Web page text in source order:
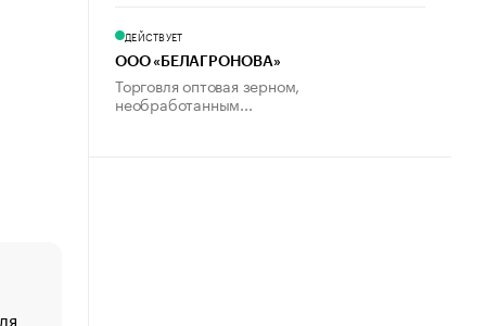
ДЕЙСТВУЕТ
ООО «БЕЛАГРОНОВА»
Торговля оптовая зерном,
необработанным...